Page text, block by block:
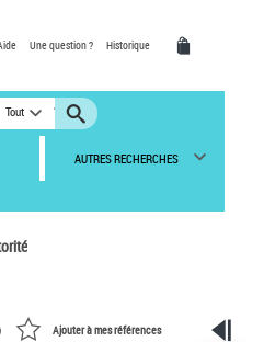
Une question ? Historique
Tout
AUTRES RECHERCHES
Ajouter à mes références